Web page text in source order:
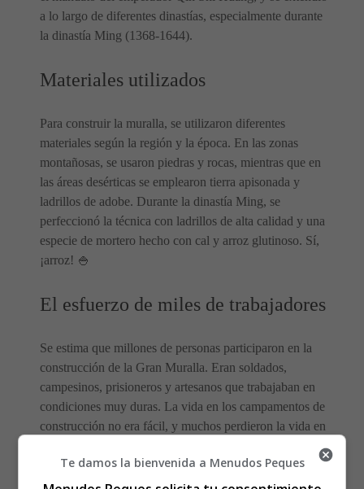
a lo largo de diferentes dinastías, especialmente durante
la dinastía Ming (1368-1644).
Materiales utilizados
Para construir la muralla, se utilizaron diferentes
materiales según la región y la época. En las zonas
montañosas, se usaron piedras y rocas, mientras que en
las áreas desérticas se emplearon tierra apisonada y
ladrillos de adobe. Durante la dinastía Ming, se
perfeccionó la técnica con ladrillos de alta calidad y una
especie de mortero hecho con cal y arroz glutinoso. Sí,
¡arroz! 🍚
El esfuerzo de miles de trabajadores
Se estima que millones de personas participaron en la
construcción de la Gran Muralla. Eran soldados,
campesinos, prisioneros y artesanos que trabajaban en
condiciones muy duras. La vida en los campamentos de
construcción no era fácil, y muchos perdieron la vida en
Te damos la bienvenida a Menudos Peques